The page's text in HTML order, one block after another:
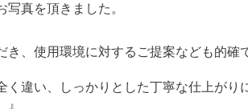
真を頂きました。
き、使用環境に対するご提案なども的確
く違い、しっかりとした丁寧な仕上がり